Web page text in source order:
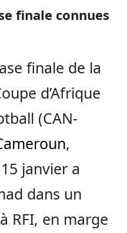
finale connues
finale de la
d’Afrique
(CAN-
,
janvier a
dans un
RFI, en marge